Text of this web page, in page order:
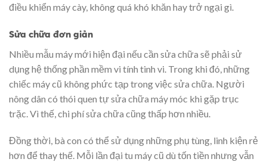
điều khiển máy cày, không quá khó khăn hay trở ngại gì.
Sửa chữa đơn giản
Nhiều mẫu máy mới hiện đại nếu cần sửa chữa sẽ phải sử
dụng hệ thống phần mềm vi tính tinh vi. Trong khi đó, những
chiếc máy cũ không phức tạp trong việc sửa chữa. Người
nông dân có thói quen tự sửa chữa máy móc khi gặp trục
trặc. Vì thế, chi phí sửa chữa cũng thấp hơn nhiều.
Đồng thời, bà con có thể sử dụng những phụ tùng, linh kiện rẻ
hơn để thay thế. Mỗi lần đại tu máy cũ dù tốn tiền nhưng vẫn